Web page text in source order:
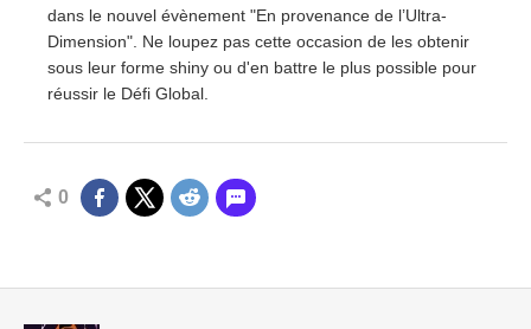
dans le nouvel évènement "En provenance de l’Ultra-
Dimension". Ne loupez pas cette occasion de les obtenir
sous leur forme shiny ou d'en battre le plus possible pour
réussir le Défi Global.
0